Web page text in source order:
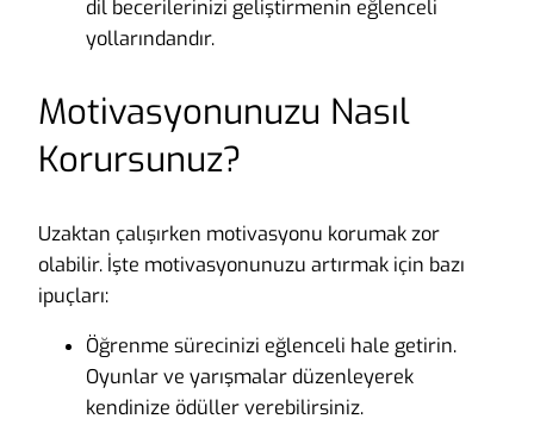
dil becerilerinizi geliştirmenin eğlenceli
yollarındandır.
Motivasyonunuzu Nasıl
Korursunuz?
Uzaktan çalışırken motivasyonu korumak zor
olabilir. İşte motivasyonunuzu artırmak için bazı
ipuçları:
Öğrenme sürecinizi eğlenceli hale getirin.
Oyunlar ve yarışmalar düzenleyerek
kendinize ödüller verebilirsiniz.